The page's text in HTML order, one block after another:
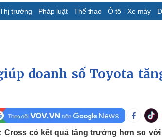
Thị trường Pháp luật Thể thao Ô tô - Xe máy
Infographic
thao
đá
Ô tô - Xe máy
Ô tô
doanh số Toyota
Cross có kết quả tăng trưởng hơn so với